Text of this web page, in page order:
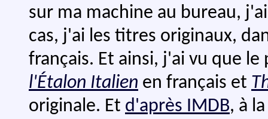
sur ma machine au bureau,
cas, j'ai les titres originaux,
français. Et ainsi, j'ai vu que
l'Étalon Italien en français et
originale. Et d'après IMDB, à